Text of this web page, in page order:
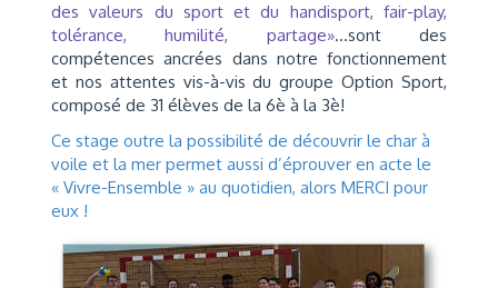
des valeurs du sport et du handisport, fair-play,
tolérance, humilité, partage»…sont des
compétences ancrées dans notre fonctionnement
et nos attentes vis-à-vis du groupe Option Sport,
composé de 31 élèves de la 6è à la 3è!
Ce stage outre la possibilité de découvrir le char à
voile et la mer permet aussi d’éprouver en acte le
« Vivre-Ensemble » au quotidien, alors MERCI pour
eux !